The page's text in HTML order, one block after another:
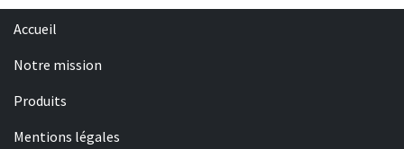
Accueil
Notre mission
Produits
Mentions légales